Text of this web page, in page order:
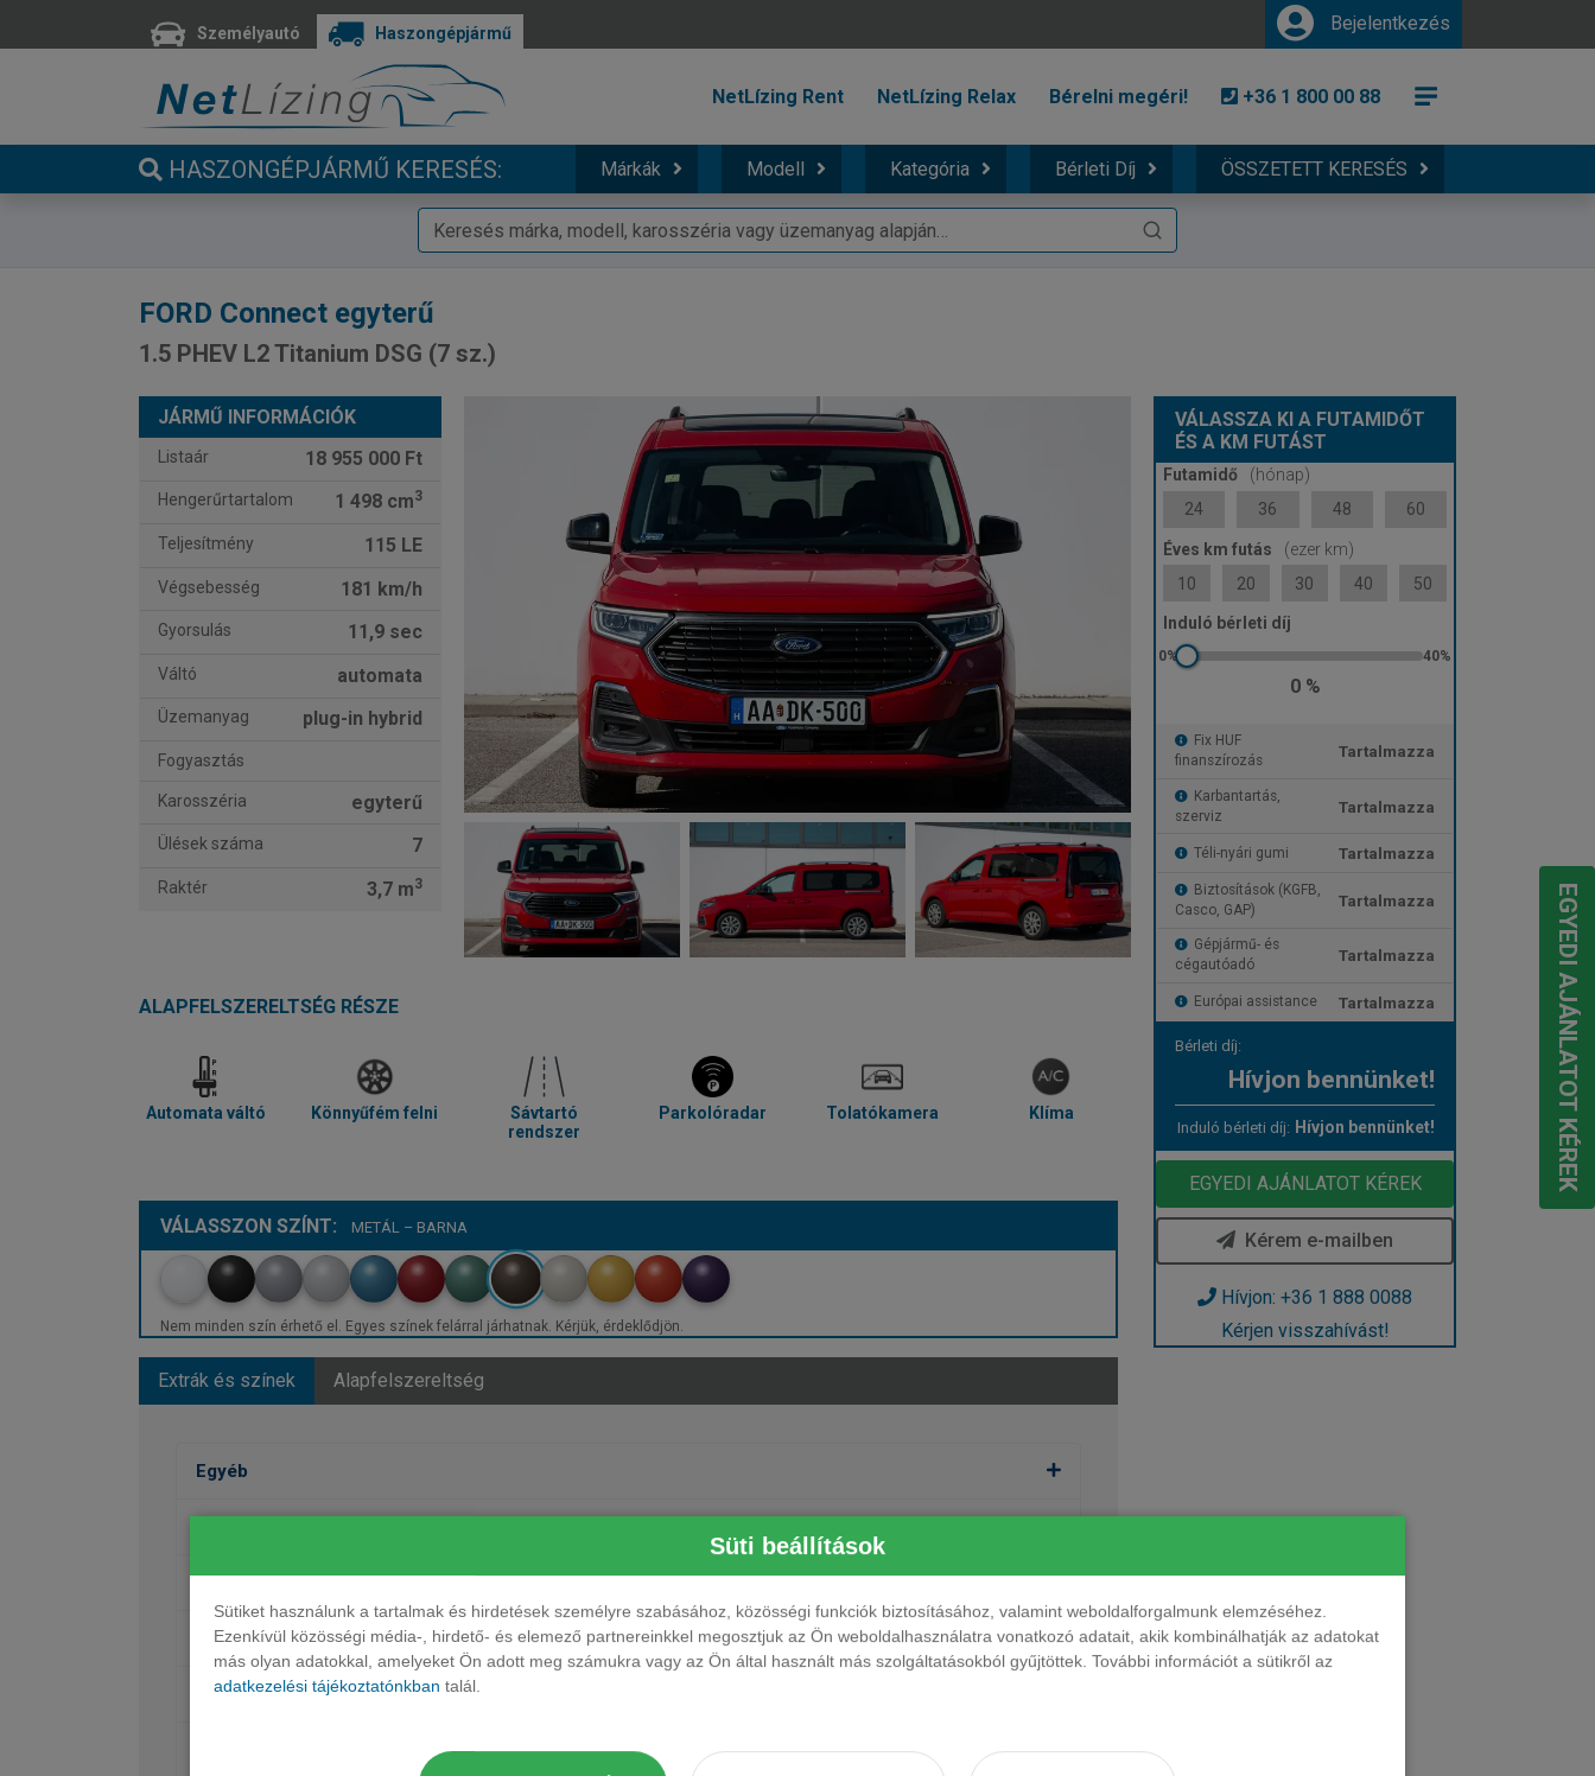
Süti beállítások
Sütiket használunk a tartalmak és hirdetések személyre szabásához, közösségi funkciók biztosításához, valamint weboldalforgalmunk elemzéséhez.
Ezenkívül közösségi média-, hirdető- és elemező partnereinkkel megosztjuk az Ön weboldalhasználatra vonatkozó adatait, akik kombinálhatják az adatokat
más olyan adatokkal, amelyeket Ön adott meg számukra vagy az Ön által használt más szolgáltatásokból gyűjtöttek. További információt a sütikről az
adatkezelési tájékoztatónkban talál.
Személyautó Haszongépjármű Bejelentkezés
NetLízing Rent NetLízing Relax Bérelni megéri! +36 1 800 00 88
HASZONGÉPJÁRMŰ KERESÉS: Márkák Modell Kategória Bérleti Díj ÖSSZETETT KERESÉS
FORD Connect egyterű
1.5 PHEV L2 Titanium DSG (7 sz.)
JÁRMŰ INFORMÁCIÓK
Listaár 18 955 000 Ft
Hengerűrtartalom 1 498 cm3
Teljesítmény 115 LE
Végsebesség 181 km/h
Gyorsulás 11,9 sec
Váltó automata
Üzemanyag plug-in hybrid
Fogyasztás
Karosszéria egyterű
Ülések száma 7
Raktér 3,7 m3
ALAPFELSZERELTSÉG RÉSZE
Automata váltó Könnyűfém felni
Sávtartó
rendszer
Parkolóradar Tolatókamera Klíma
VÁLASSZON SZÍNT: METÁL – BARNA
Nem minden szín érhető el. Egyes színek felárral járhatnak. Kérjük, érdeklődjön.
Extrák és színek Alapfelszereltség
Egyéb
Kerekek
Ülések, kárpit, dekor
Audió, Kommunikáció, Navigáció
VÁLASSZA KI A FUTAMIDŐT
ÉS A KM FUTÁST
Futamidő
(hónap)
24
36 48 60
Éves km futás
(ezer km)
10
20 30 40 50
Induló bérleti díj
0 %
Fix HUF
finanszírozás
Tartalmazza
Karbantartás,
szerviz
Tartalmazza
Téli-nyári gumi Tartalmazza
Biztosítások (KGFB,
Casco, GAP)
Tartalmazza
Gépjármű- és
cégautóadó
Tartalmazza
Európai assistance Tartalmazza
Bérleti díj:
Hívjon bennünket!
Induló bérleti díj: Hívjon bennünket!
EGYEDI AJÁNLATOT KÉREK
Kérem e-mailben
Hívjon: +36 1 888 0088
Kérjen visszahívást!
EGYEDI AJÁNLATOT KÉREK